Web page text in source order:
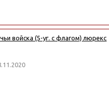
войска (5-уг. с флагом) люрекс